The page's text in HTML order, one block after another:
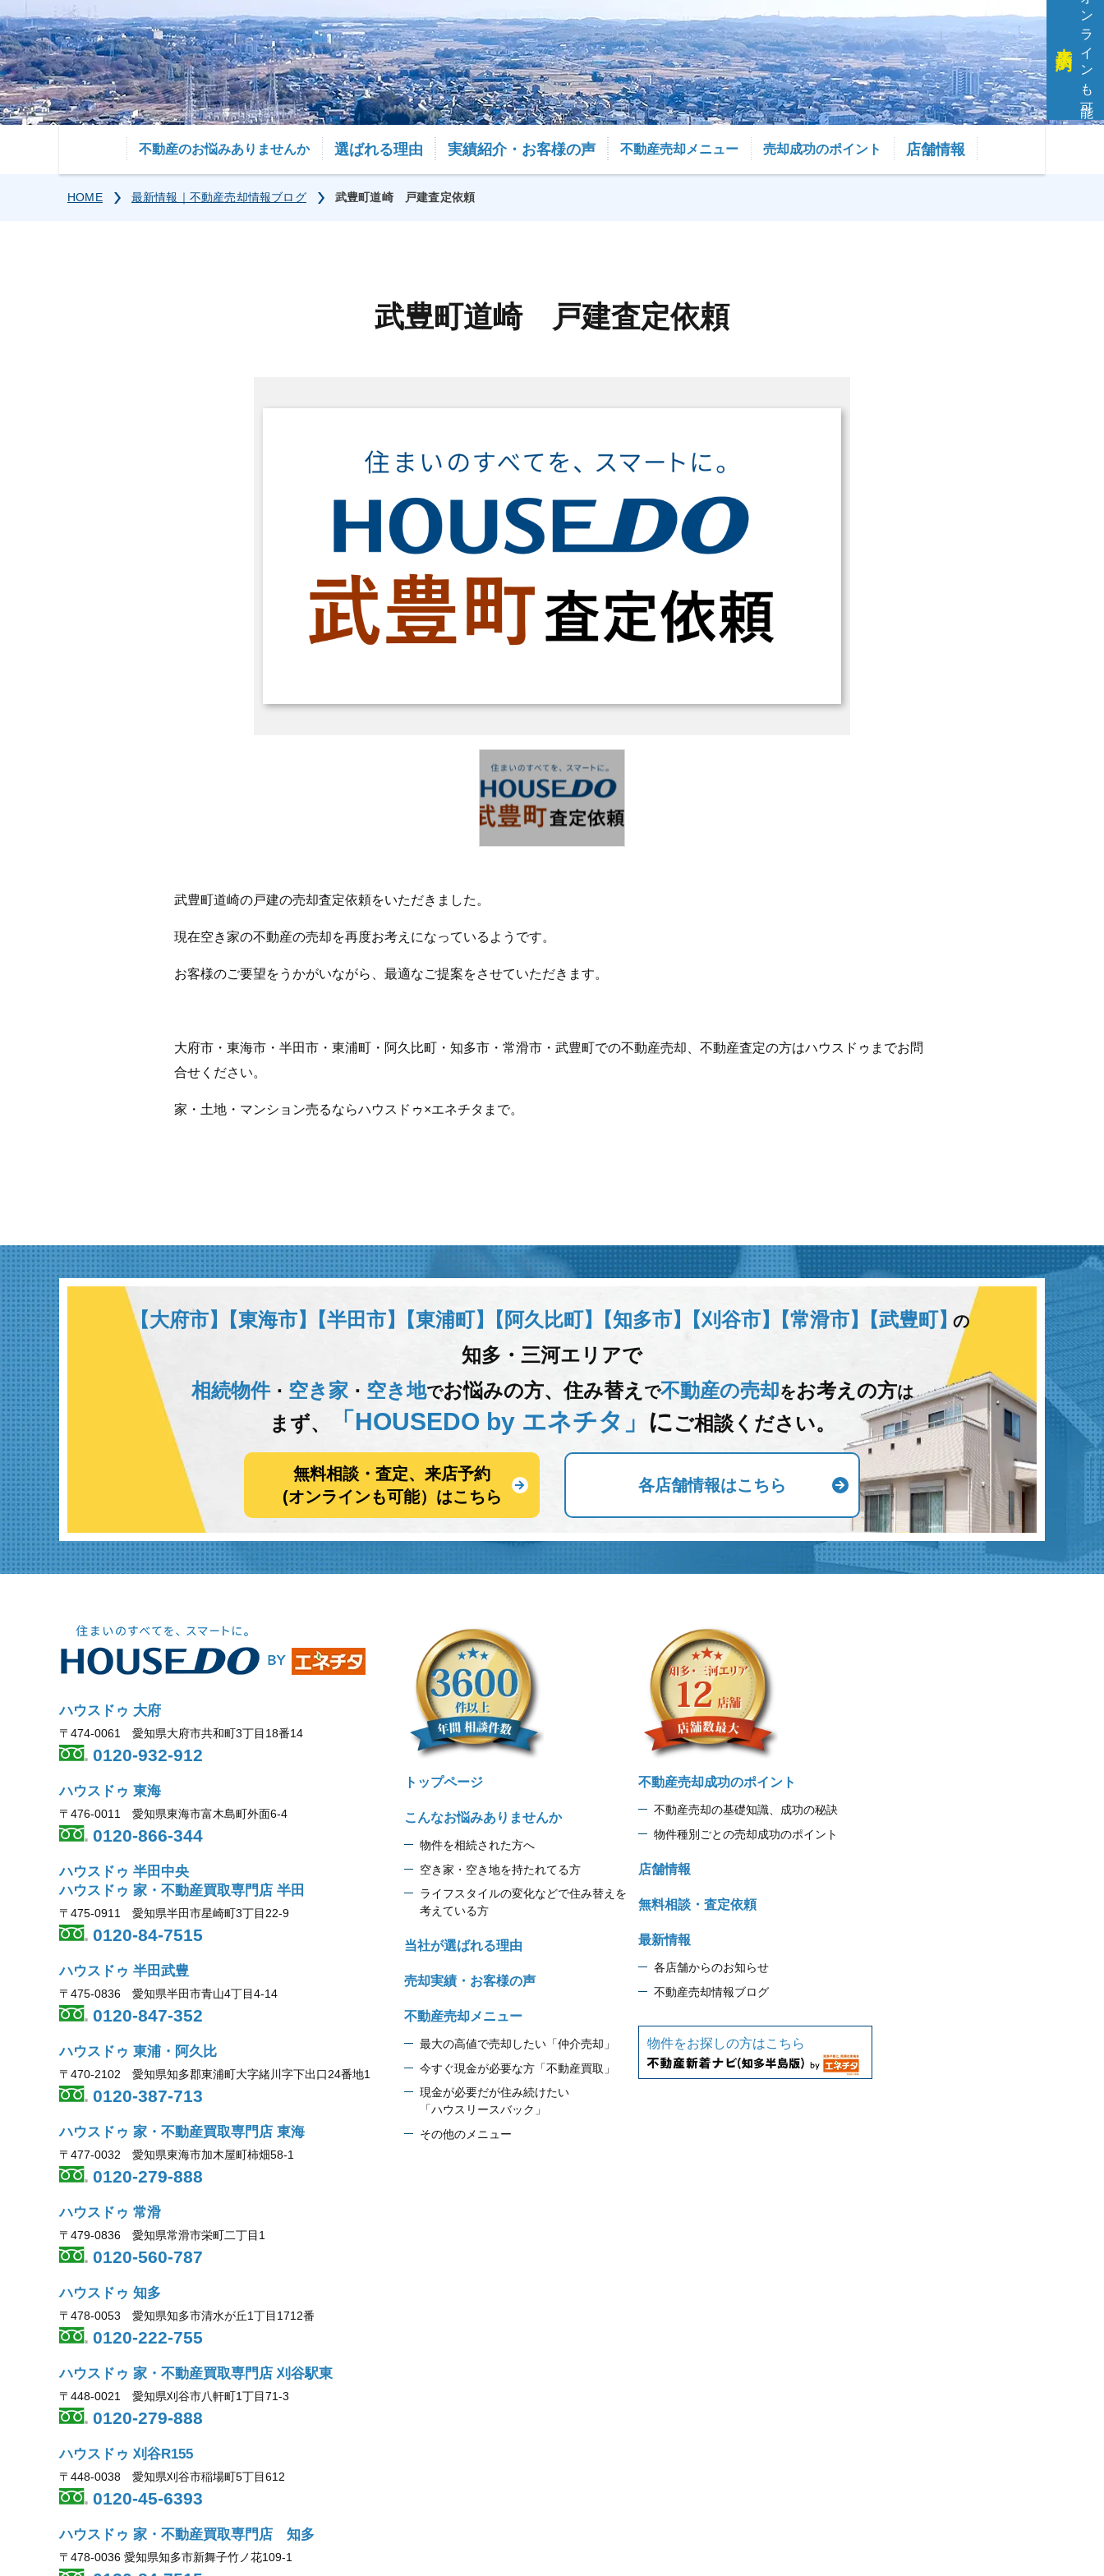
オンラインも可能
不動産のお悩みありませんか 選ばれる理由 実績紹介・お客様の声 不動産売却メニュー 売却成功のポイント 店舗情報
HOME 最新情報｜不動産売却情報ブログ 武豊町道崎 戸建査定依頼
武豊町道崎 戸建査定依頼
武豊町道崎の戸建の売却査定依頼をいただきました。
現在空き家の不動産の売却を再度お考えになっているようです。
お客様のご要望をうかがいながら、最適なご提案をさせていただきます。
大府市・東海市・半田市・東浦町・阿久比町・知多市・常滑市・武豊町での不動産売却、不動産査定の方はハウスドゥまでお問
合せください。
家・土地・マンション売るならハウスドゥ×エネチタまで。
【大府市】 【東海市】 【半田市】 【東浦町】 【阿久比町】 【知多市】 【刈谷市】 【常滑市】 【武豊町】の
知多・三河エリアで
相続物件･ 空き家･ 空き地でお悩みの方、住み替え で不動産の売却をお考えの方は
まず、 「HOUSEDO by エネチタ」 にご相談ください。
無料相談・査定、来店予約
(オンラインも可能）はこちら
各店舗情報はこちら
ハウスドゥ 大府
〒474-0061 愛知県大府市共和町3丁目18番14
0120-932-912
ハウスドゥ 東海
〒476-0011 愛知県東海市富木島町外面6-4
0120-866-344
ハウスドゥ 半田中央
ハウスドゥ 家・不動産買取専門店 半田
〒475-0911 愛知県半田市星崎町3丁目22-9
0120-84-7515
ハウスドゥ 半田武豊
〒475-0836 愛知県半田市青山4丁目4-14
0120-847-352
ハウスドゥ 東浦・阿久比
〒470-2102 愛知県知多郡東浦町大字緒川字下出口24番地1
0120-387-713
ハウスドゥ 家・不動産買取専門店 東海
〒477-0032 愛知県東海市加木屋町柿畑58-1
0120-279-888
ハウスドゥ 常滑
〒479-0836 愛知県常滑市栄町二丁目1
0120-560-787
ハウスドゥ 知多
〒478-0053 愛知県知多市清水が丘1丁目1712番
0120-222-755
ハウスドゥ 家・不動産買取専門店 刈谷駅東
〒448-0021 愛知県刈谷市八軒町1丁目71-3
0120-279-888
ハウスドゥ 刈谷R155
〒448-0038 愛知県刈谷市稲場町5丁目612
0120-45-6393
ハウスドゥ 家・不動産買取専門店 知多
〒478-0036 愛知県知多市新舞子竹ノ花109-1
トップページ
こんなお悩みありませんか
物件を相続された方へ
空き家・空き地を持たれてる方
ライフスタイルの変化などで住み替えを
考えている方
当社が選ばれる理由
売却実績・お客様の声
不動産売却メニュー
最大の高値で売却したい「仲介売却」
今すぐ現金が必要な方「不動産買取」
現金が必要だが住み続けたい
「ハウスリースバック」
その他のメニュー
不動産売却成功のポイント
不動産売却の基礎知識、成功の秘訣
物件種別ごとの売却成功のポイント
店舗情報
無料相談・査定依頼
最新情報
各店舗からのお知らせ
不動産売却情報ブログ
物件をお探しの方はこちら